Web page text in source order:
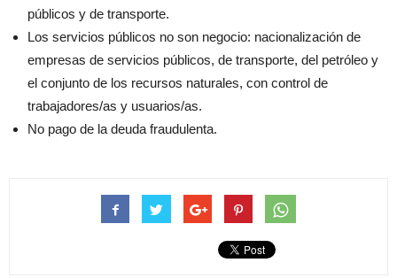
públicos y de transporte.
Los servicios públicos no son negocio: nacionalización de
empresas de servicios públicos, de transporte, del petróleo y
el conjunto de los recursos naturales, con control de
trabajadores/as y usuarios/as.
No pago de la deuda fraudulenta.